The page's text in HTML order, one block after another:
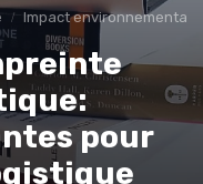
Impact environnemental
pour